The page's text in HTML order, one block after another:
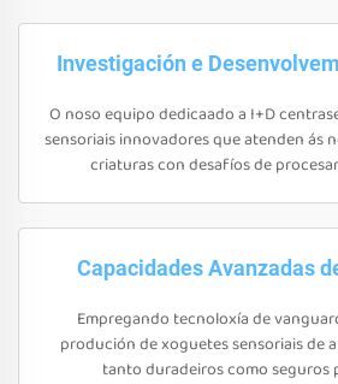
Investigación e
O noso equipo dedicaado a I+D
sensoriais innovadores que atenden ás
criaturas con desafíos de
Capacidades Avanzadas
Empregando tecnoloxía de
produción de xoguetes sensoriais de
tanto duradeiros como seguros